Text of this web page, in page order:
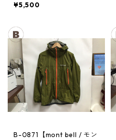
GRY レディース
¥5,500
B-0871【mont bell / モン